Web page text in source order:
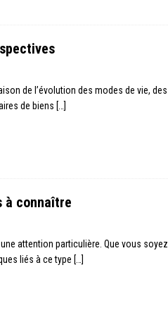
de l’évolution des modes de vie, des
de biens […]
à connaître
attention particulière. Que vous soyez
liés à ce type […]